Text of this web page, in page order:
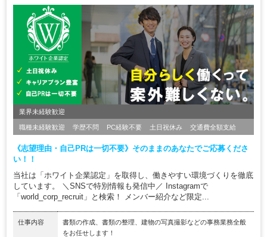
業界未経験歓迎
職種未経験歓迎 学歴不問 PC経験不要 土日祝休み 交通費全額支給
《志望理由・自己PRは一切不要》そのままのあなたでご応募くださ
い！！
当社は「ホワイト企業認定」を取得し、働きやすい環境づくりを徹底
しています。 ＼SNSで特別情報も発信中／ Instagramで
「world_corp_recruit」と検索！ メンバー紹介など限定...
仕事内容
書類の作成、書類の整理、建物の写真撮影などの事務業務全般
をお任せします！